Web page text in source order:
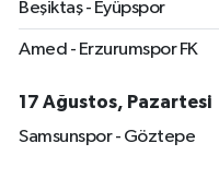
Beşiktaş - Eyüpspor
Amed - Erzurumspor FK
17 Ağustos, Pazartesi
Samsunspor - Göztepe